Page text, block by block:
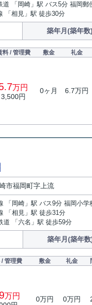
道 「岡崎」駅 バス5分 福岡郵
「相見」駅 徒歩30分
築年月(築年数)
料 / 管理費 敷金 礼金
万円
3,500円
0ヶ月 6.7万円
市福岡町字上流
「岡崎」駅 バス9分 福岡小学
「相見」駅 徒歩31分
道 「六名」駅 徒歩59分
築年月(築年数
/ 管理費 敷金 礼金
万円 0万円 0万円